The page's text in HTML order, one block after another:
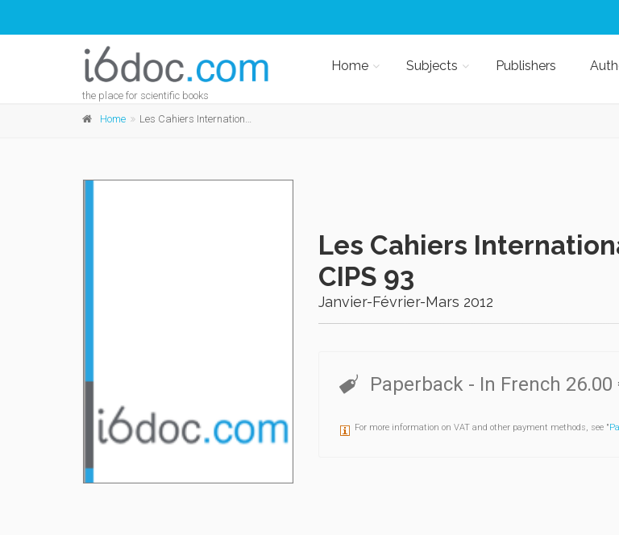
the place for scientific books
Home Subjects Publishers
Home Les Cahiers Internationaux de Psychologie Sociale CIPS 93
Les Cahiers
CIPS 93
Janvier-Février-Mars 2012
Paperback - In French 26.00
For more information on VAT and other payment methods, see "